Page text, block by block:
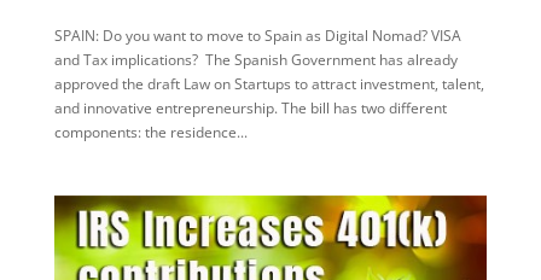
SPAIN: Do you want to move to Spain as Digital Nomad? VISA
and Tax implications? The Spanish Government has already
approved the draft Law on Startups to attract investment, talent,
and innovative entrepreneurship. The bill has two different
components: the residence...